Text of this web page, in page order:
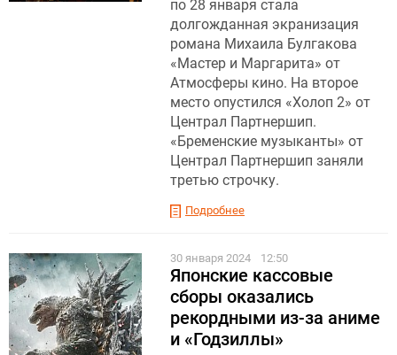
по 28 января стала
долгожданная экранизация
романа Михаила Булгакова
«Мастер и Маргарита» от
Атмосферы кино. На второе
место опустился «Холоп 2» от
Централ Партнершип.
«Бременские музыканты» от
Централ Партнершип заняли
третью строчку.
Подробнее
30 января 2024 12:50
Японские кассовые
сборы оказались
рекордными из-за аниме
и «Годзиллы»